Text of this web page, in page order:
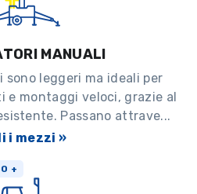
MANUALI
sono leggeri ma ideali per
e montaggi veloci, grazie al
Passano attrave...
i mezzi »
+